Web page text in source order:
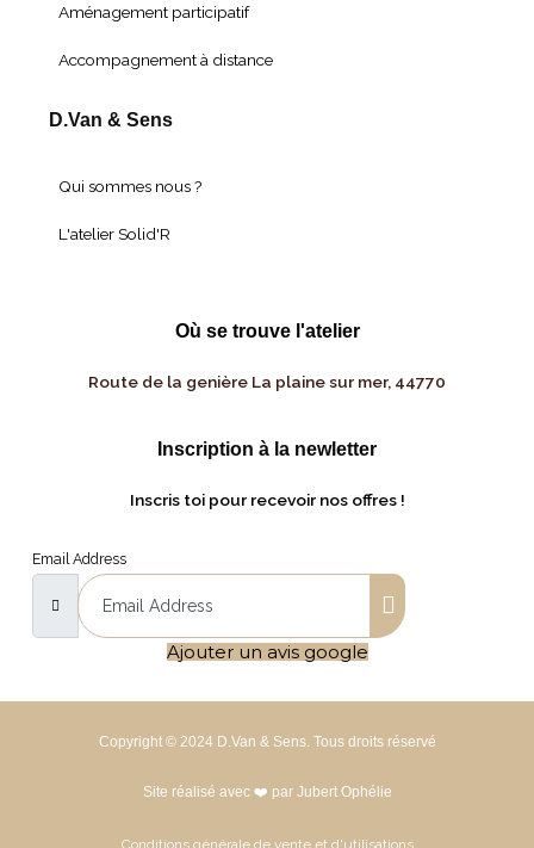
Aménagement participatif
Accompagnement à distance
D.Van & Sens
Qui sommes nous ?
L'atelier Solid'R
Où se trouve l'atelier
Route de la genière La plaine sur mer, 44770
Inscription à la newletter
Inscris toi pour recevoir nos offres !
Email Address
Ajouter un avis google
Copyright © 2024 D.Van & Sens. Tous droits réservé
Site réalisé avec ❤️ par Jubert Ophélie